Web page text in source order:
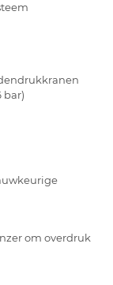
bar)
om overdruk